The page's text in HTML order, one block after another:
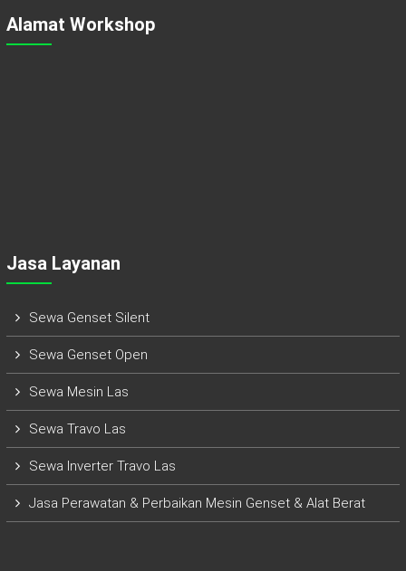
Alamat Workshop
Jasa Layanan
Sewa Genset Silent
Sewa Genset Open
Sewa Mesin Las
Sewa Travo Las
Sewa Inverter Travo Las
Jasa Perawatan & Perbaikan Mesin Genset & Alat Berat